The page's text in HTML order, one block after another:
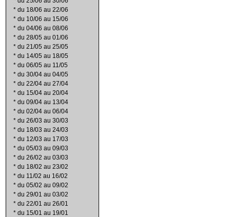
* du 18/06 au 22/06
* du 10/06 au 15/06
* du 04/06 au 08/06
* du 28/05 au 01/06
* du 21/05 au 25/05
* du 14/05 au 18/05
* du 06/05 au 11/05
* du 30/04 au 04/05
* du 22/04 au 27/04
* du 15/04 au 20/04
* du 09/04 au 13/04
* du 02/04 au 06/04
* du 26/03 au 30/03
* du 18/03 au 24/03
* du 12/03 au 17/03
* du 05/03 au 09/03
* du 26/02 au 03/03
* du 18/02 au 23/02
* du 11/02 au 16/02
* du 05/02 au 09/02
* du 29/01 au 03/02
* du 22/01 au 26/01
* du 15/01 au 19/01